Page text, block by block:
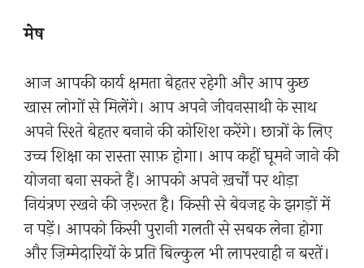
मेष
आज आपकी कार्य क्षमता बेहतर रहेगी और आप कुछ
खास लोगों से मिलेंगे। आप अपने जीवनसाथी के साथ
अपने रिश्ते बेहतर बनाने की कोशिश करेंगे। छात्रों के लिए
उच्च शिक्षा का रास्ता साफ़ होगा। आप कहीं घूमने जाने की
योजना बना सकते हैं। आपको अपने ख़र्चों पर थोड़ा
नियंत्रण रखने की ज़रूरत है। किसी से बेवजह के झगड़ों में
न पड़ें। आपको किसी पुरानी गलती से सबक लेना होगा
और ज़िम्मेदारियों के प्रति बिल्कुल भी लापरवाही न बरतें।